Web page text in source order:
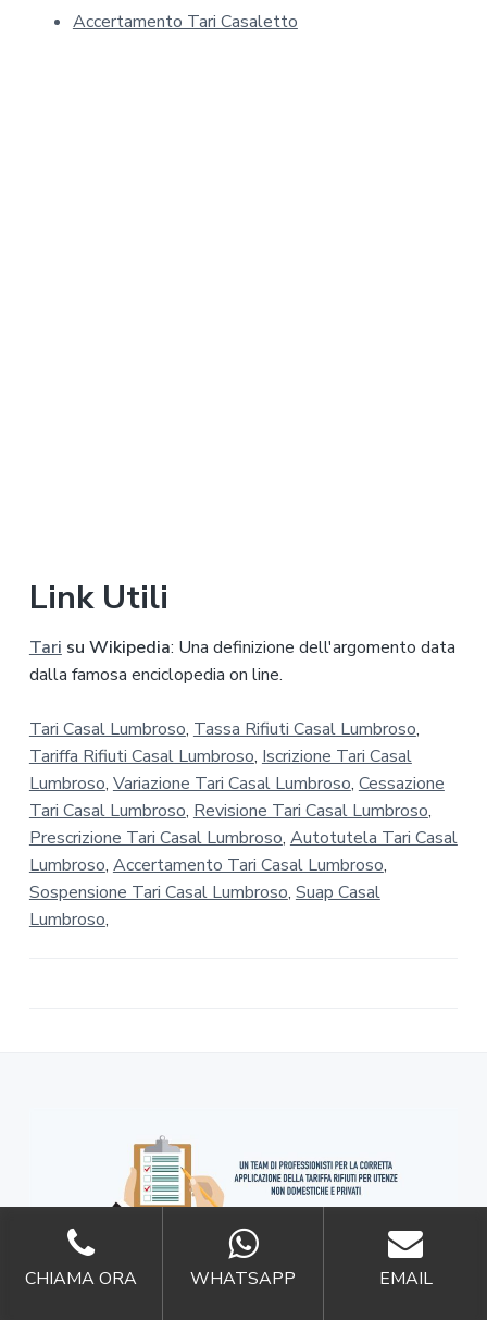
Accertamento Tari Casaletto
Link Utili
Tari su Wikipedia: Una definizione dell'argomento data
dalla famosa enciclopedia on line.
Tari Casal Lumbroso, Tassa Rifiuti Casal Lumbroso,
Tariffa Rifiuti Casal Lumbroso, Iscrizione Tari Casal
Lumbroso, Variazione Tari Casal Lumbroso, Cessazione
Tari Casal Lumbroso, Revisione Tari Casal Lumbroso,
Prescrizione Tari Casal Lumbroso, Autotutela Tari Casal
Lumbroso, Accertamento Tari Casal Lumbroso,
Sospensione Tari Casal Lumbroso, Suap Casal
Lumbroso,
CHIAMA ORA WHATSAPP EMAIL